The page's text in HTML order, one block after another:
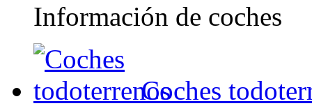
Información de coches
Coches